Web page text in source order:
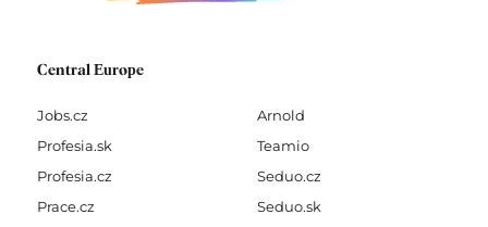
Central Europe
Jobs.cz
Profesia.sk
Profesia.cz
Prace.cz
Arnold
Teamio
Seduo.cz
Seduo.sk